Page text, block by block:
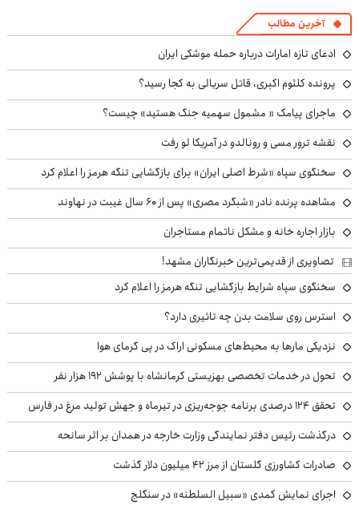
آخرین مطالب
ادعای تازه امارات درباره حمله موشکی ایران
پرونده کلثوم اکبری، قاتل سریالی به کجا رسید؟
ماجرای پیامک « مشمول سهمیه جنگ هستید» چیست؟
نقشه ترور مسی و رونالدو در آمریکا لو رفت
سخنگوی سپاه «شرط اصلی ایران» برای بازگشایی تنگه هرمز را اعلام کرد
مشاهده پرنده نادر «شبگرد مصری» پس از ۶۰ سال غیبت در نهاوند
بازار اجاره خانه و مشکل ناتمام مستاجران
تصاویری از قدیمی‌ترین خبرنگاران مشهد!
سخنگوی سپاه شرایط بازگشایی تنگه هرمز را اعلام کرد
استرس روی سلامت بدن چه تاثیری دارد؟
نزدیکی مارها به محیط‌های مسکونی اراک در پی گرمای هوا
تحول در خدمات تخصصی بهزیستی کرمانشاه با پوشش ۱۹۲ هزار نفر
تحقق ۱۲۴ درصدی برنامه جوجه‌ریزی در تیرماه و جهش تولید مرغ در فارس
درگذشت رئیس دفتر نمایندگی وزارت خارجه در همدان بر اثر سانحه
صادرات کشاورزی گلستان از مرز ۴۲ میلیون دلار گذشت
اجرای نمایش کمدی «سبیل السلطنه» در سنگلج